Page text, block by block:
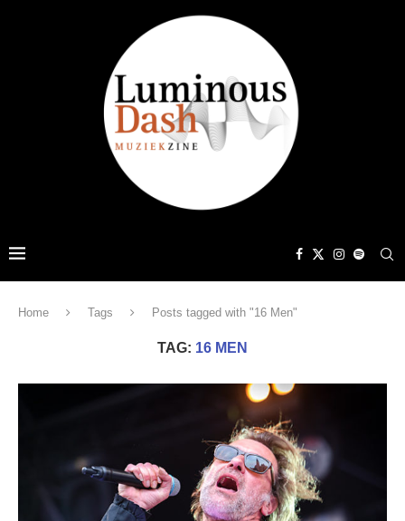
Home Tags Posts tagged with "16 Men"
TAG: 16 MEN